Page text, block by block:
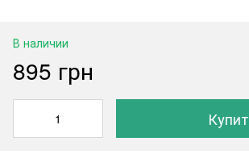
В наличии
895 грн